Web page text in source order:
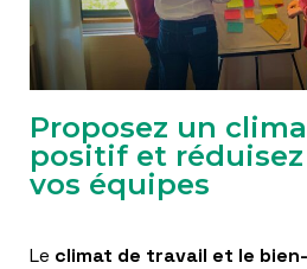
Proposez un
positif et réduisez
vos équipes
Le climat de travail et le